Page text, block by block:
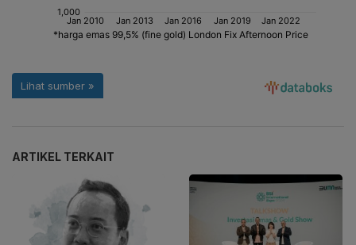
ARTIKEL TERKAIT